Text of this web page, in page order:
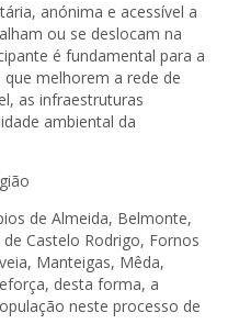
anónima e acessível a
ou se deslocam na
é fundamental para a
melhorem a rede de
as infraestruturas
ambiental da
de Almeida, Belmonte,
Castelo Rodrigo, Fornos
Manteigas, Mêda,
desta forma, a
neste processo de